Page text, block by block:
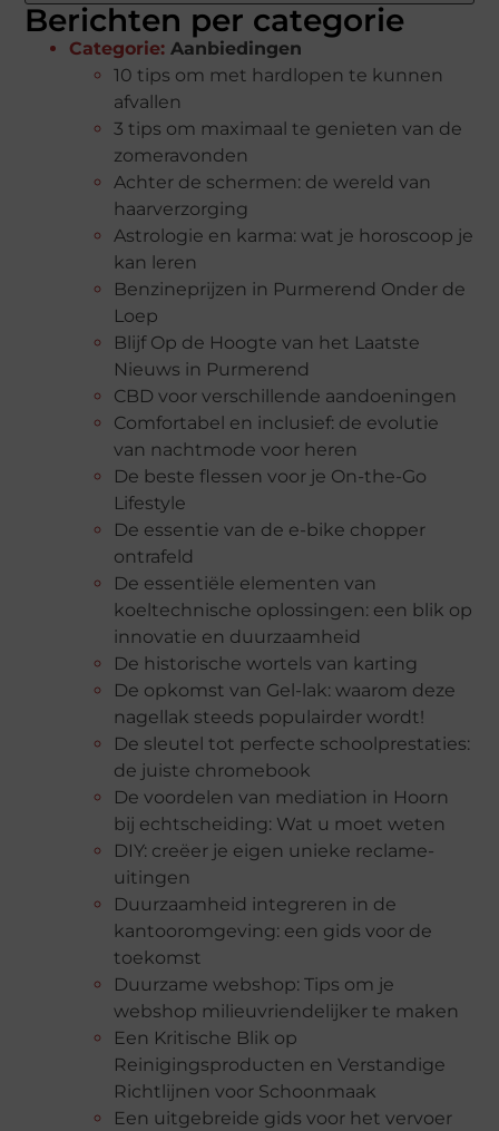
Berichten per categorie
Categorie: Aanbiedingen
10 tips om met hardlopen te kunnen
afvallen
3 tips om maximaal te genieten van de
zomeravonden
Achter de schermen: de wereld van
haarverzorging
Astrologie en karma: wat je horoscoop je
kan leren
Benzineprijzen in Purmerend Onder de
Loep
Blijf Op de Hoogte van het Laatste
Nieuws in Purmerend
CBD voor verschillende aandoeningen
Comfortabel en inclusief: de evolutie
van nachtmode voor heren
De beste flessen voor je On-the-Go
Lifestyle
De essentie van de e-bike chopper
ontrafeld
De essentiële elementen van
koeltechnische oplossingen: een blik op
innovatie en duurzaamheid
De historische wortels van karting
De opkomst van Gel-lak: waarom deze
nagellak steeds populairder wordt!
De sleutel tot perfecte schoolprestaties:
de juiste chromebook
De voordelen van mediation in Hoorn
bij echtscheiding: Wat u moet weten
DIY: creëer je eigen unieke reclame-
uitingen
Duurzaamheid integreren in de
kantooromgeving: een gids voor de
toekomst
Duurzame webshop: Tips om je
webshop milieuvriendelijker te maken
Een Kritische Blik op
Reinigingsproducten en Verstandige
Richtlijnen voor Schoonmaak
Een uitgebreide gids voor het vervoer